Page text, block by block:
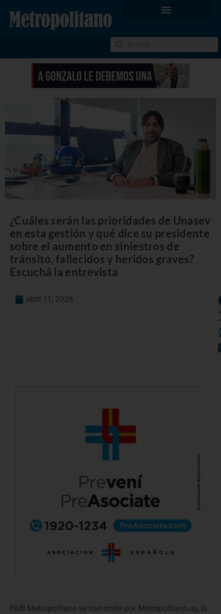
¿Cuáles serán las prioridades de Unasev
en esta gestión y qué dice su presidente
sobre el aumento en siniestros de
tránsito, fallecidos y heridos graves?
Escuchá la entrevista
abril 11, 2025
HUB Metropolitano se transmite por Metropolitano.uy, la